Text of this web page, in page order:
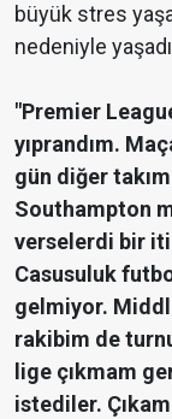
büyük stres
nedeniyle
"Premier
yıprandım.
gün diğer
Southampton
verselerdi bir
Casusuluk
gelmiyor.
rakibim de
lige çıkmam
istediler.